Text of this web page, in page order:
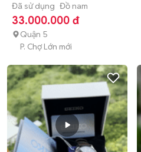
đẹp
Đã sử dụng Đồ nam
33.000.000 đ
Quận 5
P. Chợ Lớn mới